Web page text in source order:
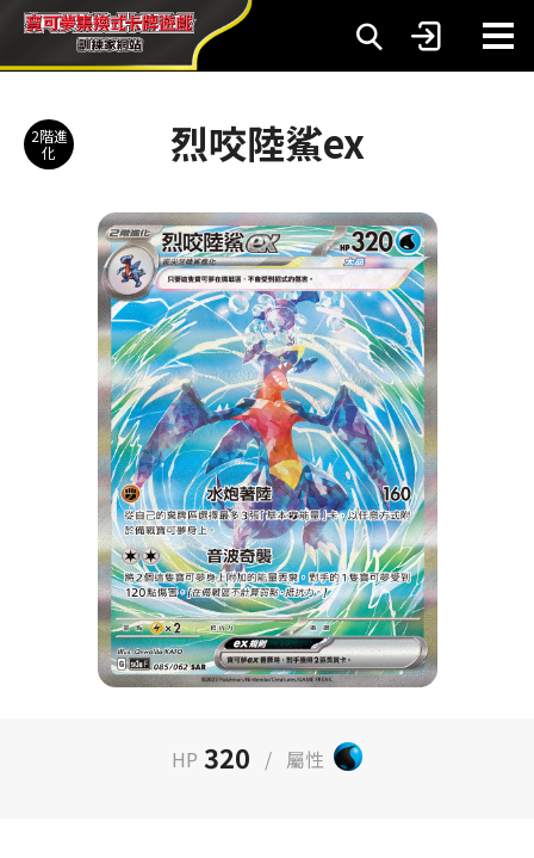
2階進
化
烈咬陸鯊ex
HP 320 / 屬性